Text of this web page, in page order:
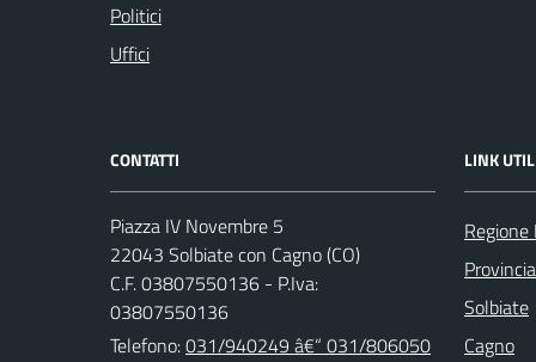
Politici
Uffici
CONTATTI
Piazza IV Novembre 5
22043 Solbiate con Cagno (CO)
C.F. 03807550136 - P.Iva:
03807550136
Telefono:031/940249 â€“ 031/806050
LINK
Regione
Solbiate
Cagno